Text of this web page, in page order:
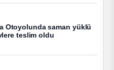
Otoyolunda saman yüklü
teslim oldu